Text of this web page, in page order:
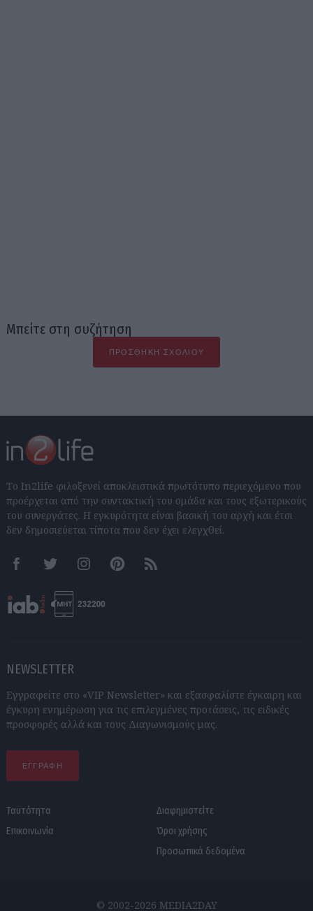
Μπείτε στη συζήτηση
ΠΡΟΣΘΉΚΗ ΣΧΟΛΊΟΥ
Το In2life φιλοξενεί αποκλειστικά πρωτότυπο περιεχόμενο που
προέρχεται από την συντακτική του ομάδα και τους εξωτερικούς
του συνεργάτες. Η εγκυρότητα είναι βασική του αρχή και έτσι
δεν δημοσιεύεται τίποτα που δεν έχει ελεγχθεί.
FacebookTwitter InstagramPinterestRSS feeds
NEWSLETTER
Εγγραφείτε στο «VIP Newsletter» και εξασφαλίστε έγκαιρη και
έγκυρη ενημέρωση για τις επιλεγμένες προτάσεις, τις ειδικές
προσφορές αλλά και τους Διαγωνισμούς μας.
ΕΓΓΡΑΦΗ
Ταυτότητα
Επικοινωνία
Διαφημιστείτε
Όροι χρήσης
Προσωπικά δεδομένα
© 2002-2026 MEDIA2DAY